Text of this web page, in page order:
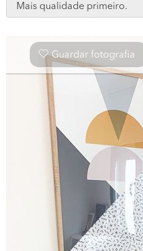
Guardar fotografia